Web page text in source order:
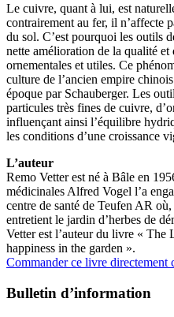
Le cuivre, quant à lui, est
contrairement au fer, il n’affecte
du sol. C’est pourquoi les outils
nette amélioration de la qualité et
ornementales et utiles. Ce
culture de l’ancien empire
époque par Schauberger. Les
particules très fines de cuivre,
influençant ainsi l’équilibre
les conditions d’une croissance
L’auteur
Remo Vetter est né à Bâle en
médicinales Alfred Vogel l’a
centre de santé de Teufen AR
entretient le jardin d’herbes de
Vetter est l’auteur du livre «
happiness in the garden ».
Commander ce livre directement
Bulletin d’information